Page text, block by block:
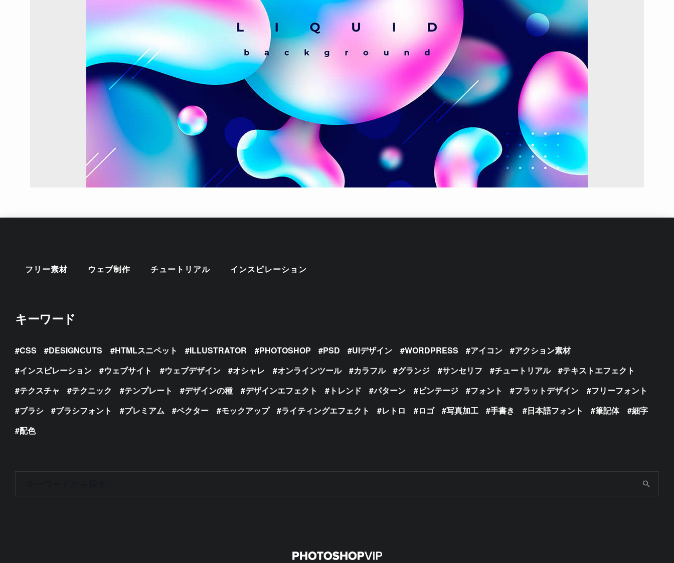
フリー素材 ウェブ制作 チュートリアル インスピレーション
キーワード
CSS DESIGNCUTS HTMLスニペット ILLUSTRATOR PHOTOSHOP PSD UIデザイン WORDPRESS アイコン
アクション素材
インスピレーション
ウェブサイト ウェブデザイン オシャレ オンラインツール カラフル グランジ サンセリフ チュートリアル
テキストエフェクト
テクスチャ
テクニック テンプレート デザインの種 デザインエフェクト トレンド パターン ビンテージ フォント フラットデザイン
フリーフォント
ブラシ
ブラシフォント プレミアム ベクター モックアップ ライティングエフェクト レトロ ロゴ 写真加工 手書き 日本語フォント 筆記体
細字
配色